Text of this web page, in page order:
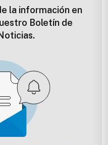
la información en
Boletín de